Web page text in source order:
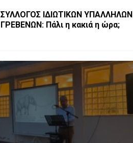
ΣΥΛΛΟΓΟΣ ΙΔΙΩΤΙΚΩΝ ΥΠΑΛΛΗΛΩΝ
ΓΡΕΒΕΝΩΝ: Πάλι η κακιά η ώρα;